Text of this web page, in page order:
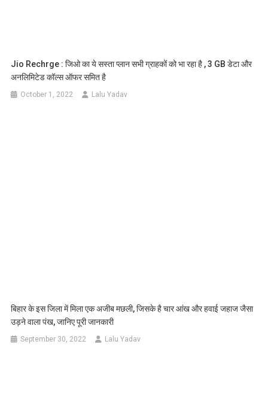
Jio Rechrge : जिओ का ये सस्ता प्लान सभी ग्राहकों को भा रहा है , 3 GB डेटा और
अनलिमिटेड कॉल्स ऑफर समित है
October 1, 2022 Lalu Yadav
बिहार के इस जिला में मिला एक अजीब मछली, जिसके है चार आंख और हवाई जहाज जैसा
उड़ने वाला पंख, जानिए पूरी जानकारी
September 30, 2022 Lalu Yadav